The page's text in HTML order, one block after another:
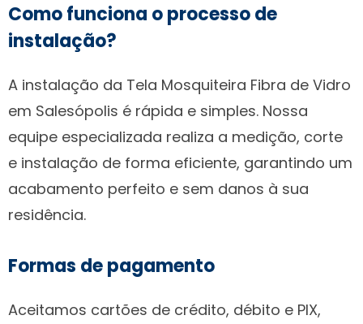
Como funciona o processo de
instalação?
A instalação da Tela Mosquiteira Fibra de Vidro
em Salesópolis é rápida e simples. Nossa
equipe especializada realiza a medição, corte
e instalação de forma eficiente, garantindo um
acabamento perfeito e sem danos à sua
residência.
Formas de pagamento
Aceitamos cartões de crédito, débito e PIX,